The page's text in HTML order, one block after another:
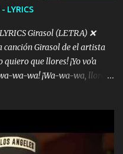
LYRICS
Girasol (LETRA) ❌
canción Girasol de el artista
que llores! ¡Yo vo'a
wa-wa! ¡Wa-wa-wa, llores!
a todo el mundo pa' conectar
pisas a to'a tu gente Pa’ dar